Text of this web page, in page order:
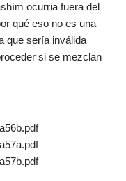
ocurria fuera del
qué eso no es una
que sería inválida
si se mezclan